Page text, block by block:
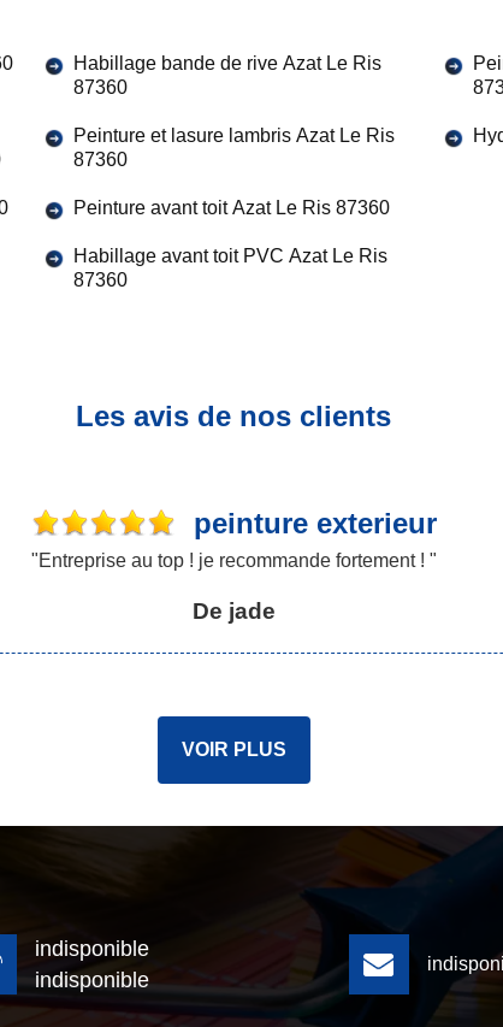
Habillage bande de rive Azat Le Ris
87360
Peinture et lasure lambris Azat Le Ris
87360
Peinture avant toit Azat Le Ris 87360
Habillage avant toit PVC Azat Le Ris
87360
Les avis de nos clients
peinture exterieur
"Entreprise au top ! je recommande fortement ! "
De jade
VOIR PLUS
indisponible
indisponible